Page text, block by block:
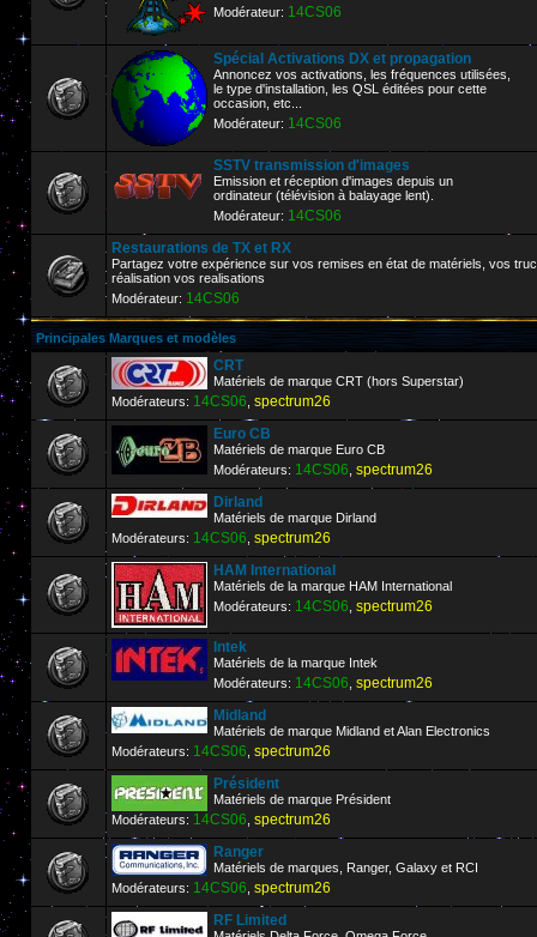
Modérateur: 14CS06
Spécial Activations DX et propagation
Annoncez vos activations, les fréquences utilisées,
le type d'installation, les QSL éditées pour cette
occasion, etc...
Modérateur: 14CS06
SSTV transmission d'images
Emission et réception d'images depuis un
ordinateur (télévision à balayage lent).
Modérateur: 14CS06
Restaurations de TX et RX
Partagez votre expérience sur vos remises en état de matériels, vos
réalisation vos realisations
Modérateur: 14CS06
Principales Marques et modèles
CRT
Matériels de marque CRT (hors Superstar)
Modérateurs: 14CS06 spectrum26
Euro CB
Matériels de marque Euro CB
Modérateurs: 14CS06 spectrum26
Dirland
Matériels de marque Dirland
Modérateurs: 14CS06 spectrum26
HAM International
Matériels de la marque HAM International
Modérateurs: 14CS06 spectrum26
Intek
Matériels de la marque Intek
Modérateurs: 14CS06 spectrum26
Midland
Matériels de marque Midland et Alan Electronics
Modérateurs: 14CS06 spectrum26
Président
Matériels de marque Président
Modérateurs: 14CS06 spectrum26
Ranger
Matériels de marques, Ranger, Galaxy et RCI
Modérateurs: 14CS06 spectrum26
RF Limited